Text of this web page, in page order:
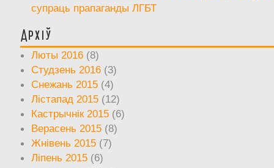
супраць прапаганды ЛГБТ
Архіў
Люты 2016 (8)
Студзень 2016 (3)
Снежань 2015 (4)
Лістапад 2015 (12)
Кастрычнік 2015 (6)
Верасень 2015 (8)
Жнівень 2015 (7)
Ліпень 2015 (6)